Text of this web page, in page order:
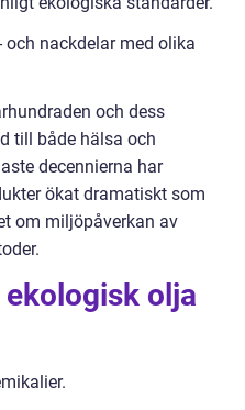
nackdelar med olika
och dess
till både hälsa och
decennierna har
ökat dramatiskt som
om miljöpåverkan av
olja